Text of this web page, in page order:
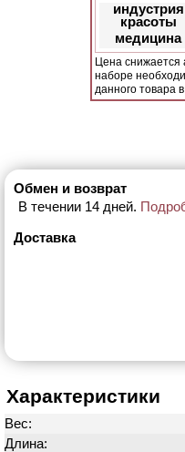
индустрия
красоты
медицина
Цена снижается
наборе
данного товара
Обмен и возврат
В течении 14 дней.
Доставка
Характеристики
Вес:
Длина: